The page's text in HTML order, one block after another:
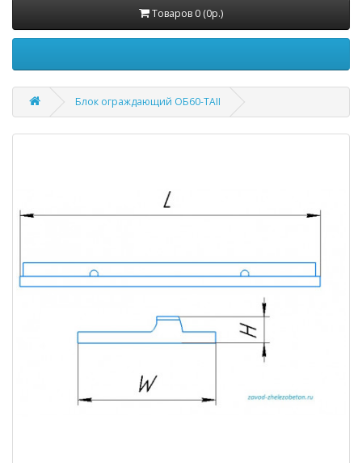
Товаров 0 (0р.)
Блок ограждающий ОБ60-TAII